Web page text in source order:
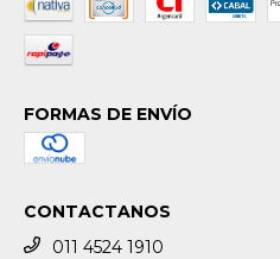
FORMAS DE ENVÍO
CONTACTANOS
011 4524 1910